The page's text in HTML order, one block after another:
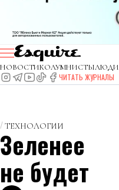
НОВОСТИКОЛУМНИСТЫЛЮДИ
ЧИТАТЬ ЖУРНАЛЫ
ТЕХНОЛОГИИ
Зеленее
не будет